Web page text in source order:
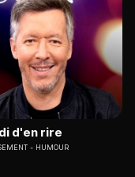
d'en rire
HUMOUR